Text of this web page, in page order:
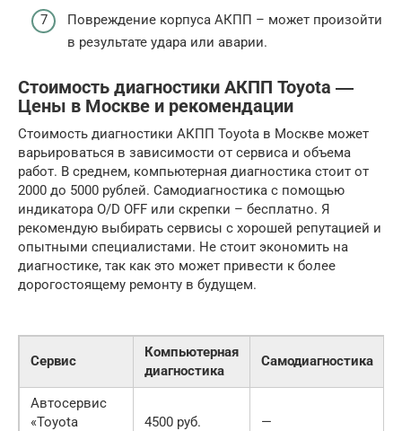
Повреждение корпуса АКПП – может произойти
в результате удара или аварии.
Стоимость диагностики АКПП Toyota ―
Цены в Москве и рекомендации
Стоимость диагностики АКПП Toyota в Москве может
варьироваться в зависимости от сервиса и объема
работ. В среднем, компьютерная диагностика стоит от
2000 до 5000 рублей. Самодиагностика с помощью
индикатора O/D OFF или скрепки – бесплатно. Я
рекомендую выбирать сервисы с хорошей репутацией и
опытными специалистами. Не стоит экономить на
диагностике, так как это может привести к более
дорогостоящему ремонту в будущем.
Сервис
Компьютерная
диагностика
Самодиагностика
Автосервис
«Toyota
4500 руб. —